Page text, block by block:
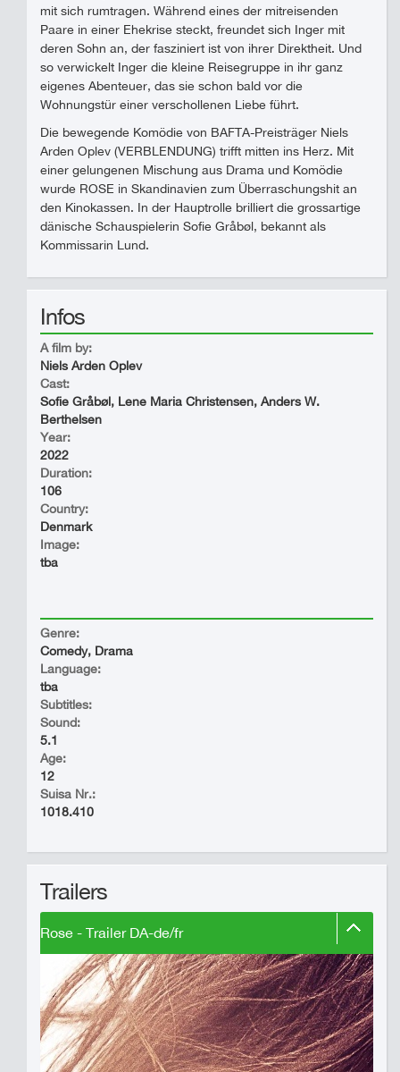
mit sich rumtragen. Während eines der mitreisenden
Paare in einer Ehekrise steckt, freundet sich Inger mit
deren Sohn an, der fasziniert ist von ihrer Direktheit. Und
so verwickelt Inger die kleine Reisegruppe in ihr ganz
eigenes Abenteuer, das sie schon bald vor die
Wohnungstür einer verschollenen Liebe führt.
Die bewegende Komödie von BAFTA-Preisträger Niels
Arden Oplev (VERBLENDUNG) trifft mitten ins Herz. Mit
einer gelungenen Mischung aus Drama und Komödie
wurde ROSE in Skandinavien zum Überraschungshit an
den Kinokassen. In der Hauptrolle brilliert die grossartige
dänische Schauspielerin Sofie Gråbøl, bekannt als
Kommissarin Lund.
Infos
A film by:
Niels Arden Oplev
Cast:
Sofie Gråbøl, Lene Maria Christensen, Anders W.
Berthelsen
Year:
2022
Duration:
106
Country:
Denmark
Image:
tba
Genre:
Comedy, Drama
Language:
tba
Subtitles:
Sound:
5.1
Age:
12
Suisa Nr.:
1018.410
Trailers
Rose - Trailer DA-de/fr